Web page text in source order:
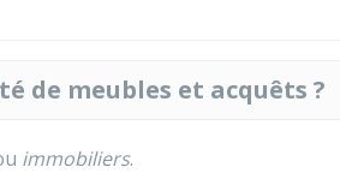
de meubles et acquêts ?
immobiliers.